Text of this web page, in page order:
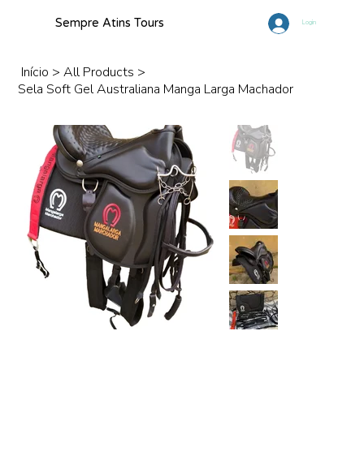
Sempre Atins Tours Login
Início > All Products >
Sela Soft Gel Australiana Manga Larga Machador